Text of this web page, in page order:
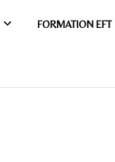
FORMATION EFT